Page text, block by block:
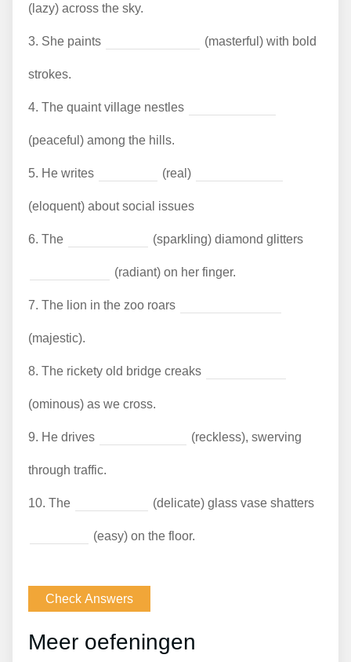
(lazy) across the sky.
3. She paints (masterful) with bold
strokes.
4. The quaint village nestles
(peaceful) among the hills.
5. He writes (real)
(eloquent) about social issues
6. The (sparkling) diamond glitters
(radiant) on her finger.
7. The lion in the zoo roars
(majestic).
8. The rickety old bridge creaks
(ominous) as we cross.
9. He drives (reckless), swerving
through traffic.
10. The (delicate) glass vase shatters
(easy) on the floor.
Meer oefeningen